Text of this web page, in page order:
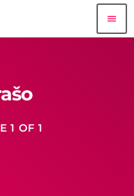
menu
1 OF 1